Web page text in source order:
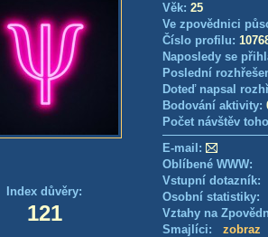
Index důvěry:
121
Věk: 25
Ve zpovědnici
Číslo profilu:
Naposledy se
Poslední
Doteď napsal
Bodování aktivity:
Počet návštěv
E-mail:
Oblíbené WWW:
Vstupní
Osobní
Vztahy na
Smajlíci: zobraz